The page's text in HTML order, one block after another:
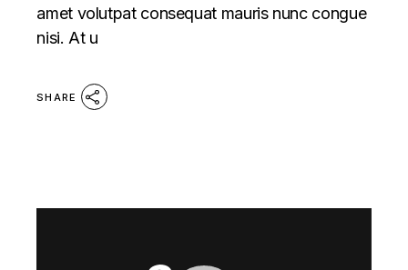
amet volutpat consequat mauris nunc congue
nisi. At u
SHARE